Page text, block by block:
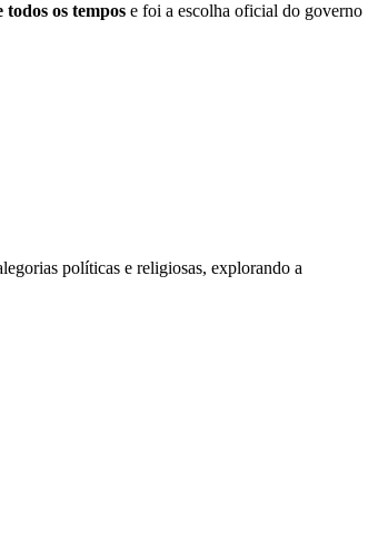
todos os tempos e foi a escolha oficial do governo
políticas e religiosas, explorando a